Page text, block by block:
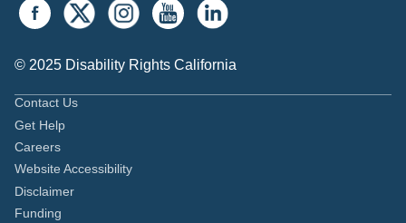
© 2025 Disability Rights California
Contact Us
Get Help
Careers
Website Accessibility
Disclaimer
Funding